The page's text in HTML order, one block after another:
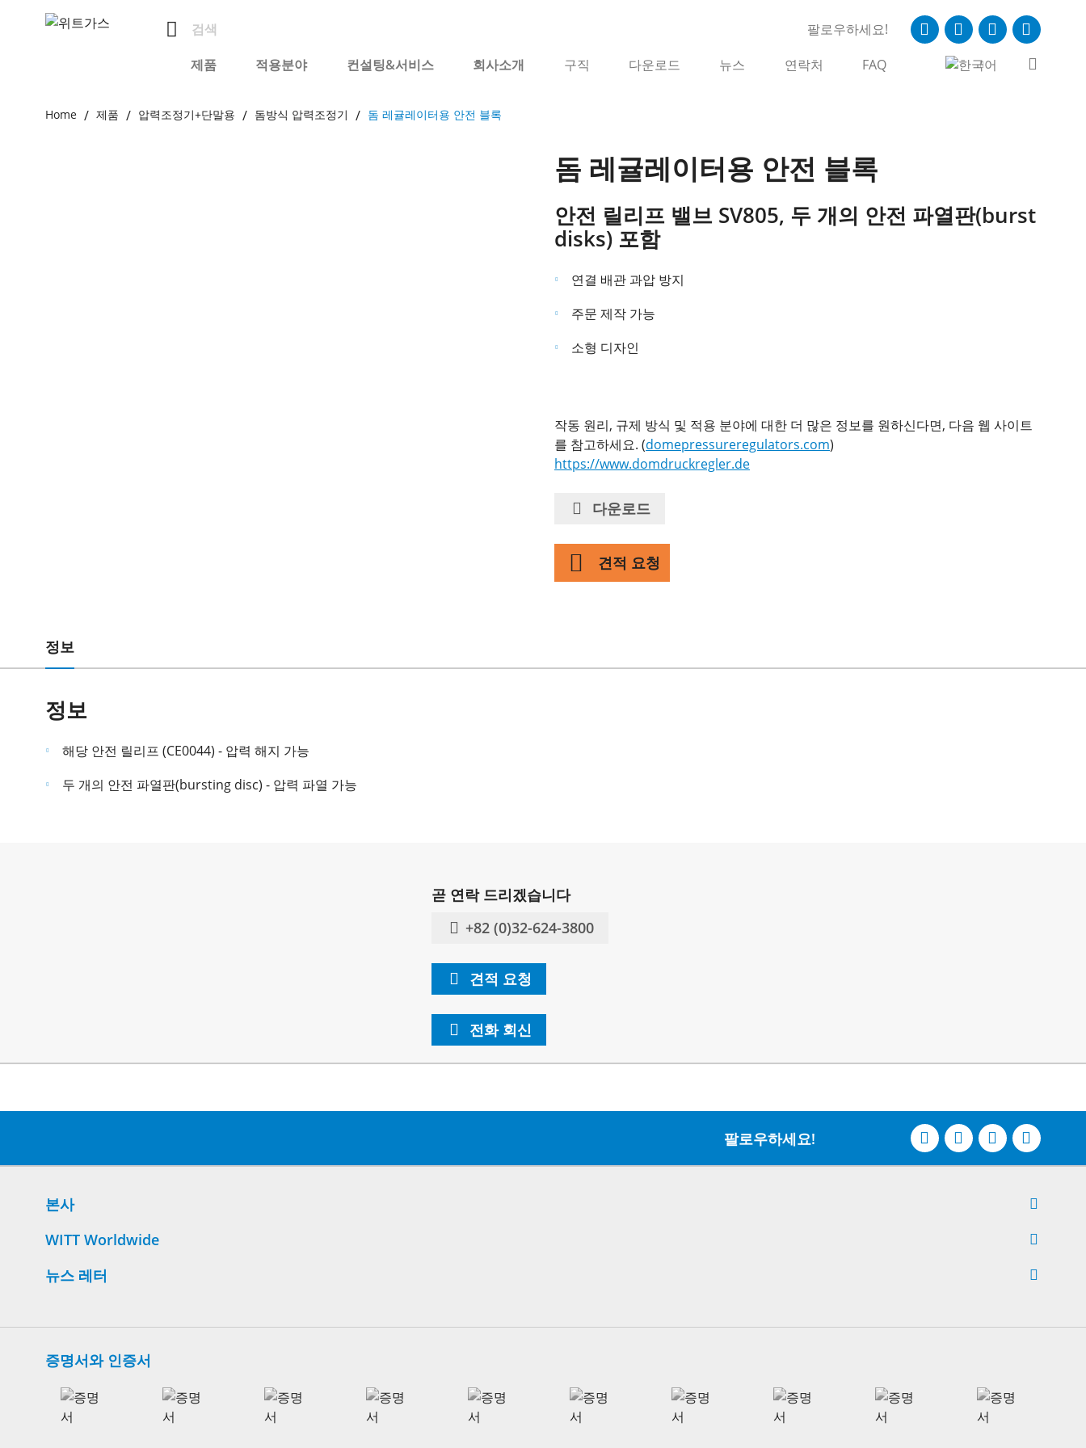
팔로우하세요!
제품 적용분야 컨설팅&서비스 회사소개 구직 다운로드 뉴스 연락처 FAQ
Home 제품 압력조정기+단말용 돔방식 압력조정기 돔 레귤레이터용 안전 블록
돔 레귤레이터용 안전 블록
안전 릴리프 밸브 SV805, 두 개의 안전 파열판(burst
disks) 포함
연결 배관 과압 방지
주문 제작 가능
소형 디자인
작동 원리, 규제 방식 및 적용 분야에 대한 더 많은 정보를 원하신다면, 다음 웹 사이트
를 참고하세요. (domepressureregulators.com)
https://www.domdruckregler.de
다운로드
견적 요청
정보
정보
해당 안전 릴리프 (CE0044) - 압력 해지 가능
두 개의 안전 파열판(bursting disc) - 압력 파열 가능
곧 연락 드리겠습니다
+82 (0)32-624-3800
견적 요청
전화 회신
팔로우하세요!
본사
WITT Worldwide
뉴스 레터
증명서와 인증서